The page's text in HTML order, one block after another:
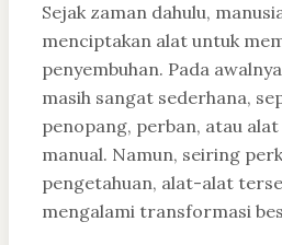
Sejak zaman dahulu,
menciptakan alat untuk
penyembuhan. Pada
masih sangat sederhana,
penopang, perban, atau
manual. Namun, seiring
pengetahuan, alat-alat
mengalami transformasi